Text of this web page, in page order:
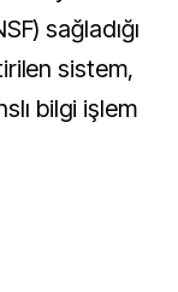
sağladığı
sistem,
bilgi işlem